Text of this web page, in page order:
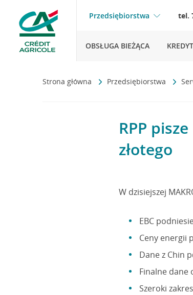
Przedsiębiorstwa tel.
OBSŁUGA BIEŻĄCA
Strona główna Przedsiębiorstwa
RPP
złotego
W dzisiejszej
EBC
Ceny energii
Dane z Chin
Finalne dane
Szeroki